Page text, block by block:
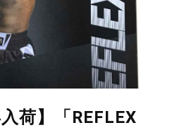
荷】「REFLEX